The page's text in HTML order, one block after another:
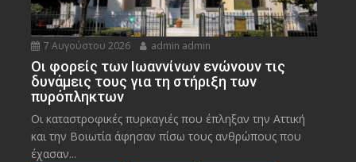
7 Αυγούστου 2026 admin admin
Οι φορείς των Ιωαννίνων ενώνουν τις
δυνάμεις τους για τη στήριξη των
πυρόπληκτων
Οι καταστροφικές πυρκαγιές που έπληξαν την Αττική
και την Bοιωτία άφησαν πίσω τους ανθρώπους που
έχασαν...